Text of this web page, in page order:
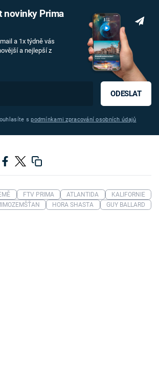
novinky Prima
a 1x týdně vás
a nejlepší z
ODESLAT
spodmínkami zpracování osobních údajů
FTV PRIMA ATLANTIDA
KALIFORNIE
HORA SHASTA GUY BALLARD